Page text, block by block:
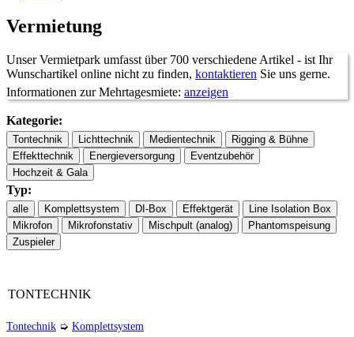
Vermietung
Unser Vermietpark umfasst über 700 verschiedene Artikel - ist Ihr
Wunschartikel online nicht zu finden, kontaktieren Sie uns gerne.
Informationen zur Mehrtagesmiete: anzeigen
Tage: 1 Tag 2 Tage 3 Tage 4 Tage 5 Tage 6 Tage
ab 7
Tage
Kategorie:
Typ:
TONTECHNIK
Tontechnik ➭ Komplettsystem